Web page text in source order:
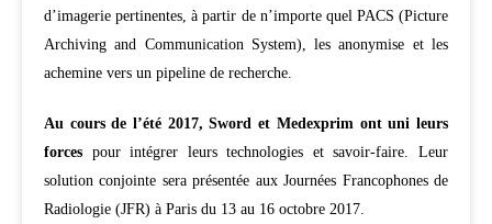
d’imagerie pertinentes, à partir de n’importe quel PACS (Picture
Archiving and Communication System), les anonymise et les
achemine vers un pipeline de recherche.
Au cours de l’été 2017, Sword et Medexprim ont uni leurs
forces pour intégrer leurs technologies et savoir-faire. Leur
solution conjointe sera présentée aux Journées Francophones de
Radiologie (JFR) à Paris du 13 au 16 octobre 2017.